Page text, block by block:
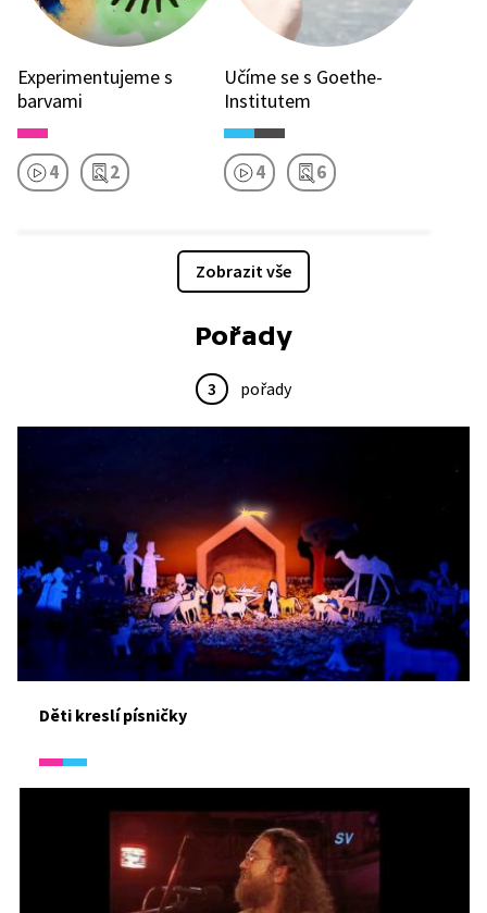
Experimentujeme s
barvami
4 2
Učíme se s Goethe-
Institutem
4 6
Zobrazit vše
Pořady
3 pořady
Děti kreslí písničky